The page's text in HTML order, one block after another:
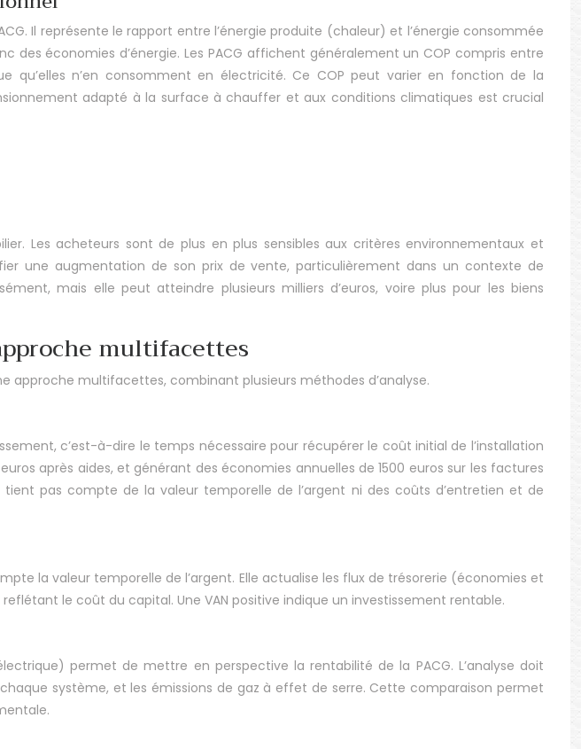
Il représente le rapport entre l’énergie produite (chaleur) et l’énergie consommée
économies d’énergie. Les PACG affichent généralement un COP compris entre
qu’elles n’en consomment en électricité. Ce COP peut varier en fonction de la
adapté à la surface à chauffer et aux conditions climatiques est crucial
Les acheteurs sont de plus en plus sensibles aux critères environnementaux et
une augmentation de son prix de vente, particulièrement dans un contexte de
mais elle peut atteindre plusieurs milliers d’euros, voire plus pour les biens
multifacettes
approche multifacettes, combinant plusieurs méthodes d’analyse.
c’est-à-dire le temps nécessaire pour récupérer le coût initial de l’installation
après aides, et générant des économies annuelles de 1500 euros sur les factures
pas compte de la valeur temporelle de l’argent ni des coûts d’entretien et de
la valeur temporelle de l’argent. Elle actualise les flux de trésorerie (économies et
le coût du capital. Une VAN positive indique un investissement rentable.
permet de mettre en perspective la rentabilité de la PACG. L’analyse doit
système, et les émissions de gaz à effet de serre. Cette comparaison permet